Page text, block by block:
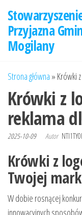
treściPrzyjazna
Mogilany
Strona główna » Krówki
Krówki z
reklama
2025-10-09 Autor
Krówki z
Twojej
W dobie rosnącej
innowacyjnych